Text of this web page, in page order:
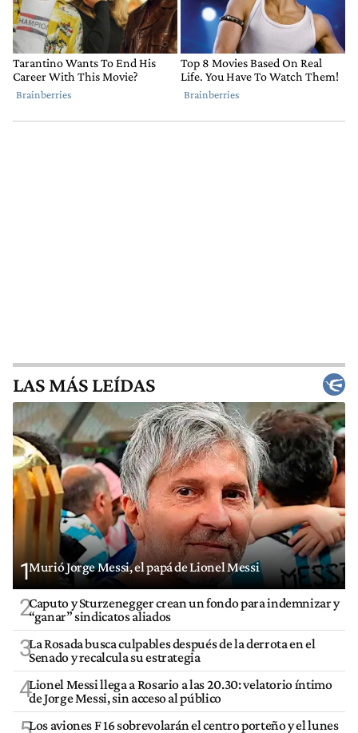
LAS MÁS LEÍDAS
1Murió Jorge Messi, el papá de Lionel Messi
2Caputo y Sturzenegger crean un fondo para indemnizar y
“ganar” sindicatos aliados
3La Rosada busca culpables después de la derrota en el
Senado y recalcula su estrategia
4Lionel Messi llega a Rosario a las 20.30: velatorio íntimo
de Jorge Messi, sin acceso al público
Los aviones F 16 sobrevolarán el centro porteño y el lunes